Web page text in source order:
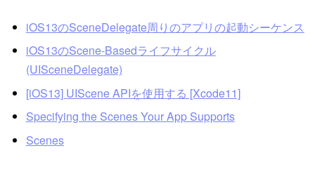
iOS13のSceneDelegate周りのアプリの起動シーケンス
iOS13のScene-Basedライフサイクル
(UISceneDelegate)
[iOS13] UIScene APIを使用する [Xcode11]
Specifying the Scenes Your App Supports
Scenes